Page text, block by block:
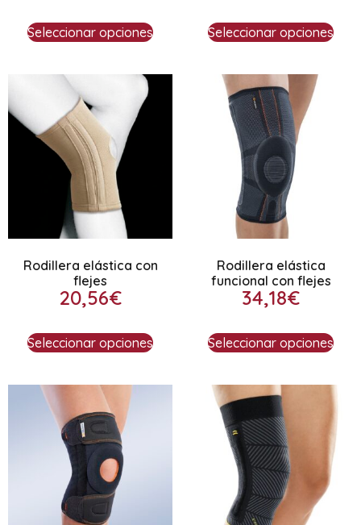
Seleccionar opciones Seleccionar opciones
Rodillera elástica con
flejes
20,56€
Seleccionar opciones
Rodillera elástica
funcional con flejes
34,18€
Seleccionar opciones